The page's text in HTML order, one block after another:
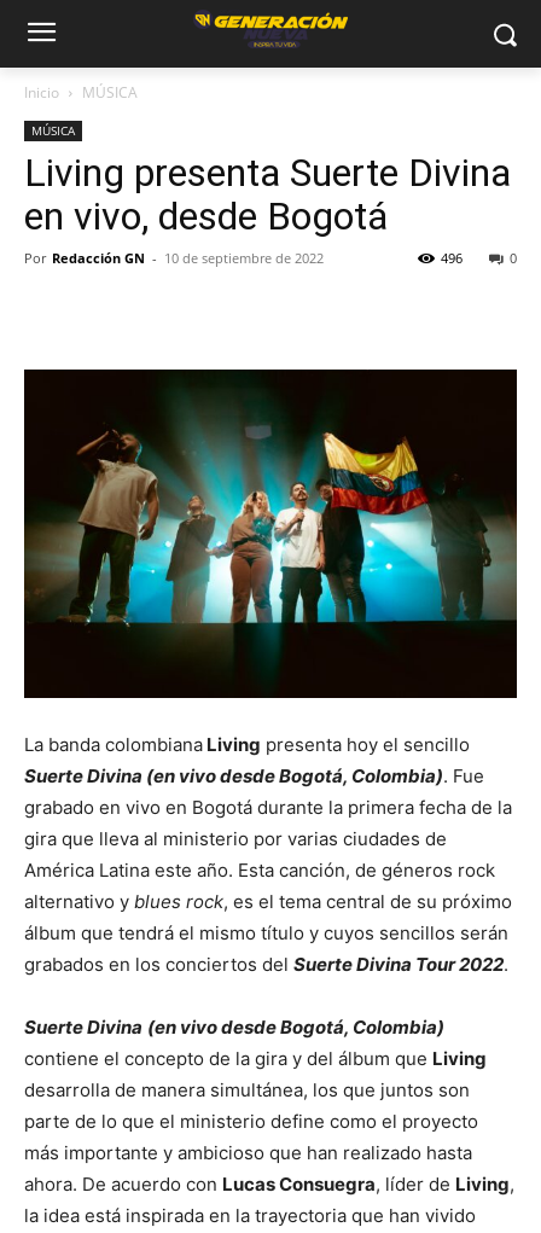
Inicio MÚSICA
MÚSICA
Living presenta Suerte Divina
en vivo, desde Bogotá
Por Redacción GN - 10 de septiembre de 2022 0
496
La banda colombiana Living presenta hoy el sencillo
Suerte Divina (en vivo desde Bogotá, Colombia). Fue
grabado en vivo en Bogotá durante la primera fecha de la
gira que lleva al ministerio por varias ciudades de
América Latina este año. Esta canción, de géneros rock
alternativo y blues rock, es el tema central de su próximo
álbum que tendrá el mismo título y cuyos sencillos serán
grabados en los conciertos del Suerte Divina Tour 2022.
Suerte Divina (en vivo desde Bogotá, Colombia)
contiene el concepto de la gira y del álbum que Living
desarrolla de manera simultánea, los que juntos son
parte de lo que el ministerio define como el proyecto
más importante y ambicioso que han realizado hasta
ahora. De acuerdo con Lucas Consuegra, líder de Living,
la idea está inspirada en la trayectoria que han vivido